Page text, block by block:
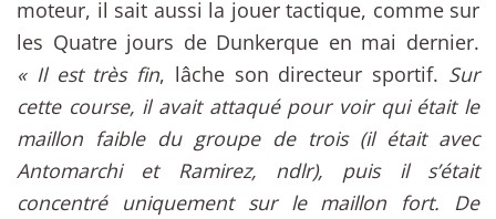
moteur, il sait aussi la jouer tactique, comme sur
les Quatre jours de Dunkerque en mai dernier.
« Il est très fin, lâche son directeur sportif. Sur
cette course, il avait attaqué pour voir qui était le
maillon faible du groupe de trois (il était avec
Antomarchi et Ramirez, ndlr), puis il s’était
concentré uniquement sur le maillon fort. De